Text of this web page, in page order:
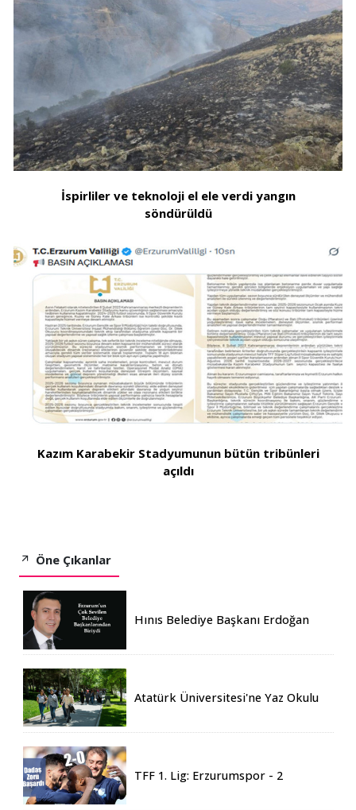
İspirliler ve teknoloji el ele verdi yangın
söndürüldü
Kazım Karabekir Stadyumunun bütün tribünleri
açıldı
Öne Çıkanlar
Hınıs Belediye Başkanı Erdoğan
Atatürk Üniversitesi'ne Yaz Okulu
TFF 1. Lig: Erzurumspor - 2